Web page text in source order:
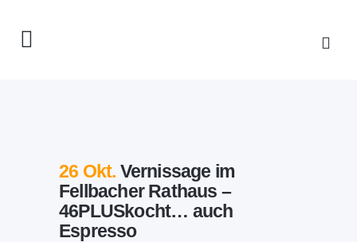
26 Okt. Vernissage im
Fellbacher Rathaus –
46PLUSkocht… auch
Espresso